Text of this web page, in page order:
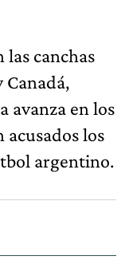
las canchas
Canadá,
avanza en los
acusados los
argentino.